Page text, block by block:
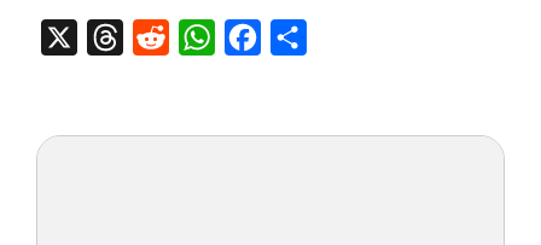
ThreadsRedditWhatsAppFacebook